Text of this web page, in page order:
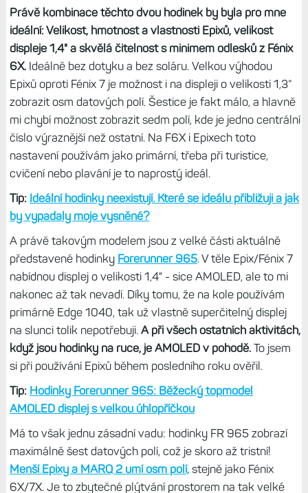
Právě kombinace těchto dvou hodinek by byla pro mne
ideální: Velikost, hmotnost a vlastnosti Epixů, velikost
displeje 1,4" a skvělá čitelnosts minimem odlesků z Fénix
6X. Ideálně bez dotyku a bez soláru. Velkou výhodou
Epixů oproti Fénix 7 je možnost i na displeji o velikosti 1,3“
zobrazit osm datových polí. Šestice je fakt málo, a hlavně
mi chybí možnost zobrazit sedm polí, kde je jedno centrální
číslo výraznější než ostatní. Na F6X i Epixech toto
nastavení používám jako primární, třeba při turistice,
cvičení nebo plavání je to naprostý ideál.
Tip: Ideální hodinky neexistují. Které se ideálu přibližuji a jak
by vypadaly moje vysněné?
A právě takovým modelem jsou z velké části aktuálně
představené hodinky Forerunner 965. V těle Epix/Fénix 7
nabídnou displej o velikosti 1,4" - sice AMOLED, ale to mi
nakonec až tak nevadí. Díky tomu, že na kole používám
primárně Edge 1040, tak už vlastně superčitelný displej
na slunci tolik nepotřebuji. A při všech ostatních aktivitách,
když jsou hodinky na ruce, je AMOLED v pohodě.To jsem
si při používání Epixů během posledního roku ověřil.
Tip: Hodinky Forerunner 965: Běžecký topmodel
AMOLED displej s velkou úhlopříčkou
Má to však jednu zásadní vadu: hodinky FR 965 zobrazí
maximálně šest datových polí, což je skoro až tristní!
Menší Epixy a MARQ 2 umí osm polí,stejně jako Fénix
6X/7X. Je to zbytečné plýtvání prostorem na tak velké